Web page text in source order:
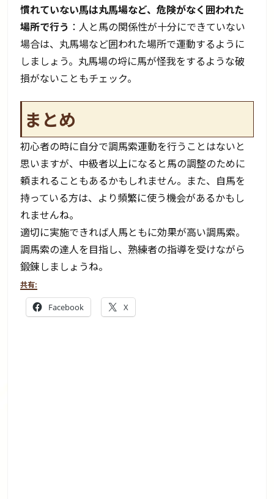
慣れていない馬は丸馬場など、危険がなく囲われた
場所で行う ：人と馬の関係性が十分にできていない
場合は、丸馬場など囲われた場所で運動するように
しましょう。丸馬場の埒に馬が怪我をするような破
損がないこともチェック。
まとめ
初心者の時に自分で調馬索運動を行うことはないと
思いますが、中級者以上になると馬の調整のために
頼まれることもあるかもしれません。また、自馬を
持っている方は、より頻繁に使う機会があるかもし
れませんね。
適切に実施できれば人馬ともに効果が高い調馬索。
調馬索の達人を目指し、熟練者の指導を受けながら
鍛錬しましょうね。
共有:
Facebook X